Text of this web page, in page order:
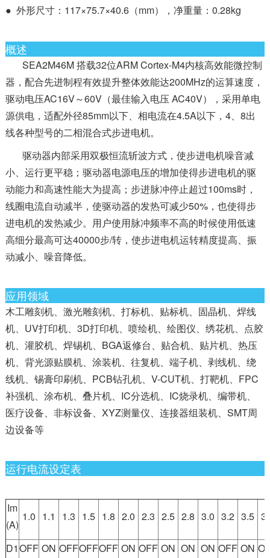
● 外形尺寸：117×75.7×40.6（mm），净重量：0.28kg
概述
SEA2M46M 搭载32位ARM Cortex-M4内核高效能微控制
器，配合先进制程有效提升整体效能达200MHz的运算速度，
驱动电压AC16V～60V（最佳输入电压 AC40V），采用单电
源供电，适配外径85mm以下、相电流在4.5A以下，4、8出
线各种型号的二相混合式步进电机。
驱动器内部采用双极恒流斩波方式，使步进电机噪音减
小、运行更平稳；驱动器电源电压的增加使得步进电机的驱
动能力和高速性能大为提高；步进脉冲停止超过100ms时，
线圈电流自动减半，使驱动器的发热可减少50%，也使得步
进电机的发热减少。用户使用脉冲频率不高的时候使用低速
高细分最高可达40000步/转，使步进电机运转精度提高、振
动减小、噪音降低。
应用领域
木工雕刻机、激光雕刻机、打标机、贴标机、固晶机、焊线
机、UV打印机、3D打印机、喷绘机、绘图仪、绣花机、点胶
机、灌胶机、焊锡机、BGA返修台、贴合机、贴片机、热压
机、背光源贴膜机、涂装机、往复机、端子机、剥线机、绕
线机、锡膏印刷机、PCB钻孔机、V-CUT机、打靶机、FPC
补强机、涂布机、叠片机、IC分选机、IC烧录机、编带机、
医疗设备、非标设备、XYZ测量仪、连接器组装机、SMT周
边设备等
运行电流设定表
Im
(A)
1.0 1.1 1.3 1.5 1.8 2.0 2.3 2.5 2.8 3.0 3.2 3.5
D1OFF ON OFFOFFOFF ON OFF ON ON ON OFF ON